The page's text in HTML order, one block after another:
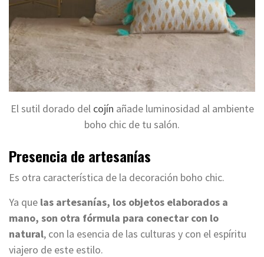
El sutil dorado del cojín añade luminosidad al ambiente
boho chic de tu salón.
Presencia de artesanías
Es otra característica de la decoración boho chic.
Ya que las artesanías, los objetos elaborados a
mano, son otra fórmula para conectar con lo
natural, con la esencia de las culturas y con el espíritu
viajero de este estilo.